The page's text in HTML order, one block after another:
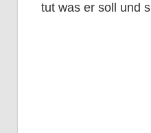
tut was er soll und